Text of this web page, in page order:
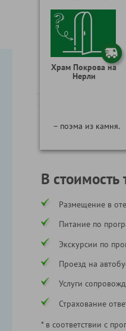
Храм Покрова на
Нерли
– поэма из камня.
В
Размещение в
Питание по
Экскурсии по
Проезд на
Услуги
Страхование
* в соответствии с